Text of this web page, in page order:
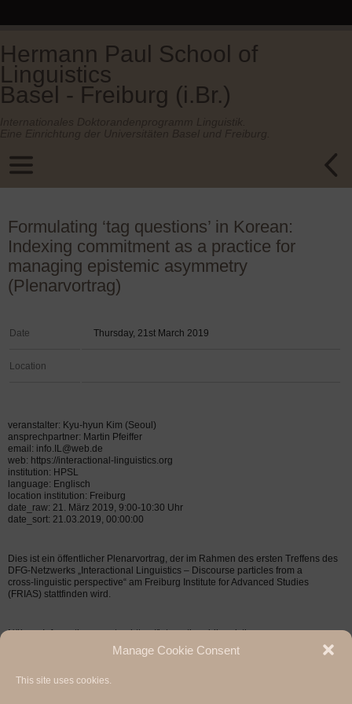
Manage Cookie Consent
This site uses cookies.
Hermann Paul School of
Linguistics
Basel - Freiburg (i.Br.)
Formulating ‘tag questions’ in Korean:
Indexing commitment as a practice for
managing epistemic asymmetry
(Plenarvortrag)
Date Thursday, 21st March 2019
Location
veranstalter: Kyu-hyun Kim (Seoul)
ansprechpartner: Martin Pfeiffer
email: info.IL@web.de
web: https://interactional-linguistics.org
institution: HPSL
language: Englisch
location institution: Freiburg
date_raw: 21. März 2019, 9:00-10:30 Uhr
date_sort: 21.03.2019, 00:00:00
Dies ist ein öffentlicher Plenarvortrag, der im Rahmen des ersten Treffens des
DFG-Netzwerks „Interactional Linguistics – Discourse particles from a
cross-linguistic perspective“ am Freiburg Institute for Advanced Studies
(FRIAS) stattfinden wird.
Nähere Informationen unter: https://interactional-linguistics.org